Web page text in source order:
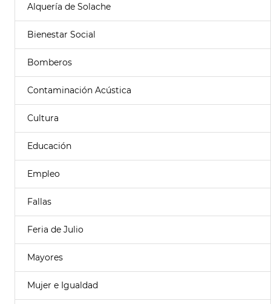
Alquería de Solache
Bienestar Social
Bomberos
Contaminación Acústica
Cultura
Educación
Empleo
Fallas
Feria de Julio
Mayores
Mujer e Igualdad